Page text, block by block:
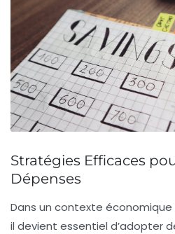
Stratégies Efficaces
Dépenses
Dans un contexte
il devient essentiel d’adopter